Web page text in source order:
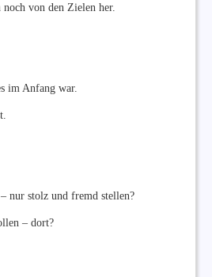
noch von den Zielen her.
im Anfang war.
nur stolz und fremd stellen?
– dort?